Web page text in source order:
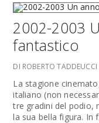
2002-2003
fantastico
DI ROBERTO TADDEUCCI
La stagione
italiano (non
tre gradini del podio,
la sua bella figura. In